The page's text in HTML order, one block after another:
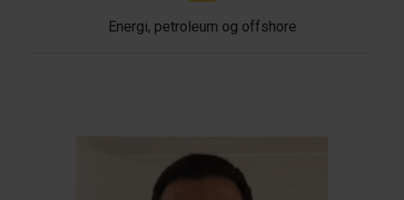
Energi, petroleum og offshore